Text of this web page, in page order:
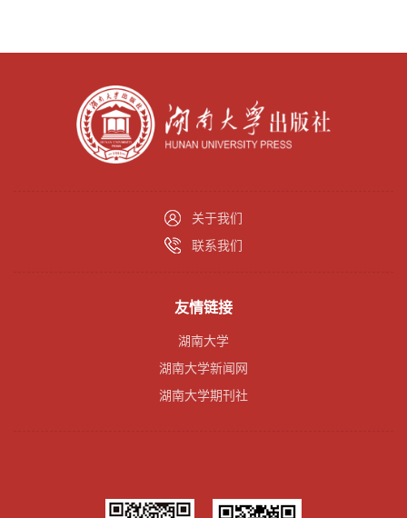
关于我们
联系我们
友情链接
湖南大学
湖南大学新闻网
湖南大学期刊社